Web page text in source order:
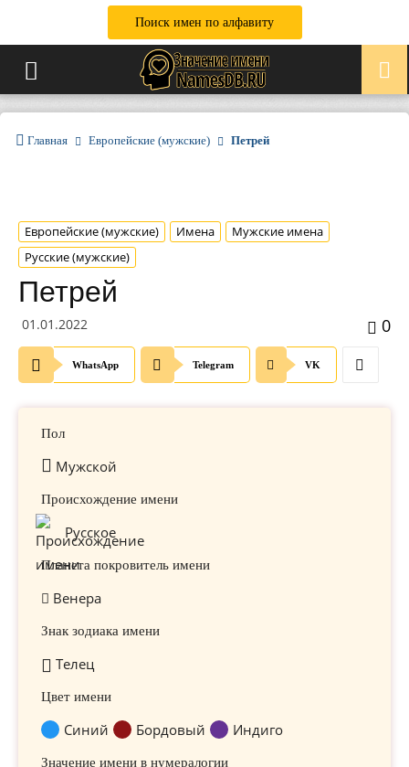
Поиск имен по алфавиту
Главная Европейские (мужские) Петрей
Европейские (мужские) Имена
Мужские имена
Русские (мужские)
Петрей
01.01.2022 0
WhatsApp Telegram VK
Пол
Мужской
Происхождение имени
Русское
Планета покровитель имени
Венера
Знак зодиака имени
Телец
Цвет имени
Синий Бордовый Индиго
Значение имени в нумералогии